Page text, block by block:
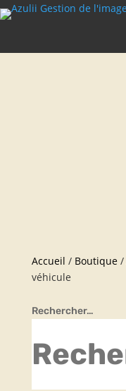
Accueil / Boutique/
véhicule
Rechercher…